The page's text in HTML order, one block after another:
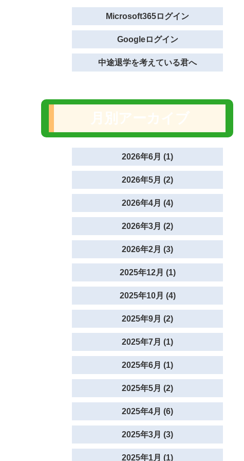
Microsoft365ログイン
Googleログイン
中途退学を考えている君へ
2026年6月 (1)
2026年5月 (2)
2026年4月 (4)
2026年3月 (2)
2026年2月 (3)
2025年12月 (1)
2025年10月 (4)
2025年9月 (2)
2025年7月 (1)
2025年6月 (1)
2025年5月 (2)
2025年4月 (6)
2025年3月 (3)
2025年1月 (1)